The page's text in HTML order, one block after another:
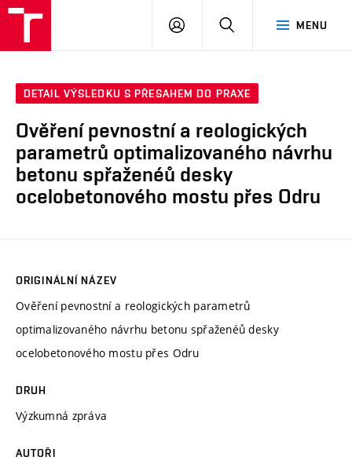
MENU
PŘIHLÁSIT
DETAIL VÝSLEDKU S PŘESAHEM DO PRAXE
Ověření pevnostní a reologických
parametrů optimalizovaného návrhu
betonu spřaženéů desky
ocelobetonového mostu přes Odru
ORIGINÁLNÍ NÁZEV
Ověření pevnostní a reologických parametrů
optimalizovaného návrhu betonu spřaženéů desky
ocelobetonového mostu přes Odru
DRUH
Výzkumná zpráva
AUTOŘI